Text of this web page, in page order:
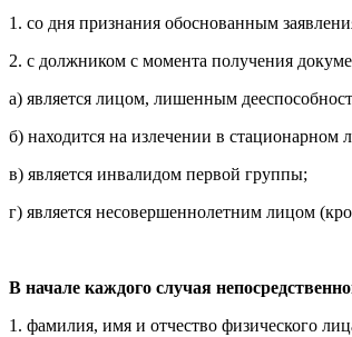
1. со дня признания обоснованным
2. с должником с момента получения
а) является лицом, лишенным
б) находится на излечении в стационарном
в) является инвалидом первой группы;
г) является несовершеннолетним лицом
В начале каждого случая
1. фамилия, имя и отчество физического